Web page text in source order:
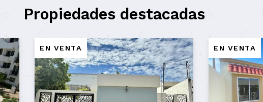
Propiedades destacadas
EN VENTA